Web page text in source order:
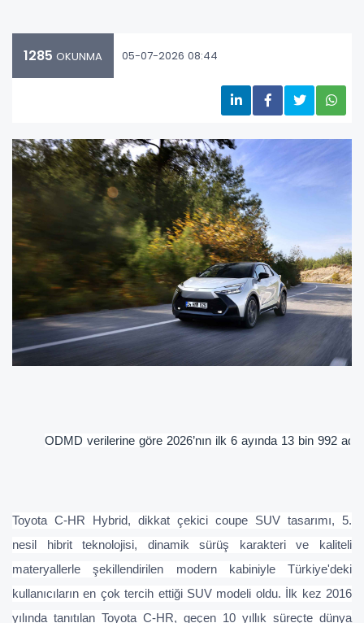
1285 OKUNMA 05-07-2026 08:44
ODMD verilerine göre 2026’nın ilk 6 ayında 13 bin 992
Toyota C-HR Hybrid, dikkat çekici coupe SUV tasarımı, 5.
nesil hibrit teknolojisi, dinamik sürüş karakteri ve kaliteli
materyallerle şekillendirilen modern kabiniyle Türkiye'deki
kullanıcıların en çok tercih ettiği SUV modeli oldu. İlk kez 2016
yılında tanıtılan Toyota C-HR, geçen 10 yıllık süreçte dünya